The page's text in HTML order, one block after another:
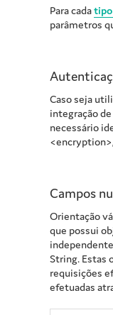
Para cadatipo
parâmetros
Caso seja
integração
necessário
Campos
Orientação
que possui
String. Estas
requisições
efetuadas